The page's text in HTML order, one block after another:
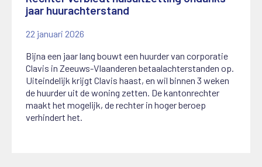
jaar huurachterstand
22 januari 2026
Bijna een jaar lang bouwt een huurder van corporatie
Clavis in Zeeuws-Vlaanderen betaalachterstanden op.
Uiteindelijk krijgt Clavis haast, en wil binnen 3 weken
de huurder uit de woning zetten. De kantonrechter
maakt het mogelijk, de rechter in hoger beroep
verhindert het.